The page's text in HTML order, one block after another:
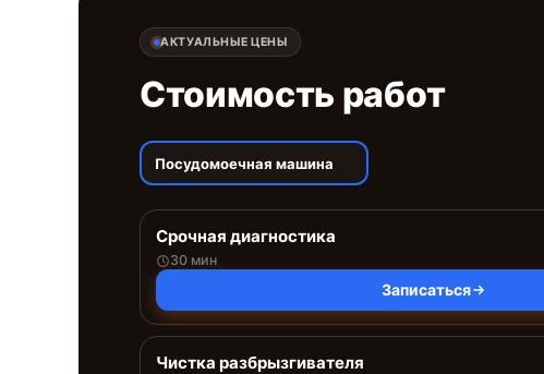
АКТУАЛЬНЫЕ ЦЕНЫ
Стоимость работ
Посудомоечная машина
Срочная диагностика
30 мин
Записаться
Чистка разбрызгивателя